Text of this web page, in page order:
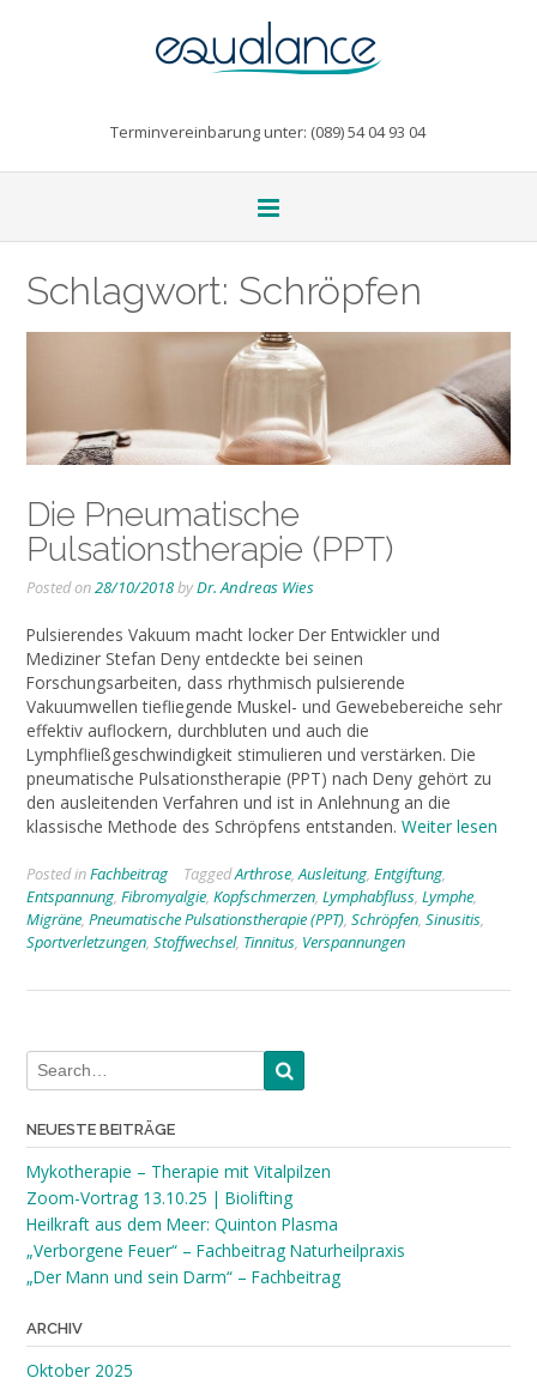
Terminvereinbarung unter: (089) 54 04 93 04
Schlagwort: Schröpfen
Die Pneumatische
Pulsationstherapie (PPT)
Posted on28/10/2018byDr. Andreas Wies
Pulsierendes Vakuum macht locker Der Entwickler und
Mediziner Stefan Deny entdeckte bei seinen
Forschungsarbeiten, dass rhythmisch pulsierende
Vakuumwellen tiefliegende Muskel- und Gewebebereiche sehr
effektiv auflockern, durchbluten und auch die
Lymphfließgeschwindigkeit stimulieren und verstärken. Die
pneumatische Pulsationstherapie (PPT) nach Deny gehört zu
den ausleitenden Verfahren und ist in Anlehnung an die
klassische Methode des Schröpfens entstanden. Weiter lesen
Posted inFachbeitrag TaggedArthrose,Ausleitung, Entgiftung,
Entspannung, Fibromyalgie, Kopfschmerzen, Lymphabfluss, Lymphe,
Migräne, Pneumatische Pulsationstherapie (PPT), Schröpfen, Sinusitis,
Sportverletzungen, Stoffwechsel, Tinnitus, Verspannungen
NEUESTE BEITRÄGE
Mykotherapie – Therapie mit Vitalpilzen
Zoom-Vortrag 13.10.25 | Biolifting
Heilkraft aus dem Meer: Quinton Plasma
„Verborgene Feuer“ – Fachbeitrag Naturheilpraxis
„Der Mann und sein Darm“ – Fachbeitrag
ARCHIV
Oktober 2025